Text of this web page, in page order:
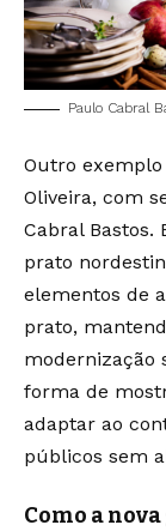
Paulo Cabral
Outro
Oliveira, com
Cabral Bastos.
prato
elementos de
prato,
modernização
forma de
adaptar ao
públicos sem
Como a